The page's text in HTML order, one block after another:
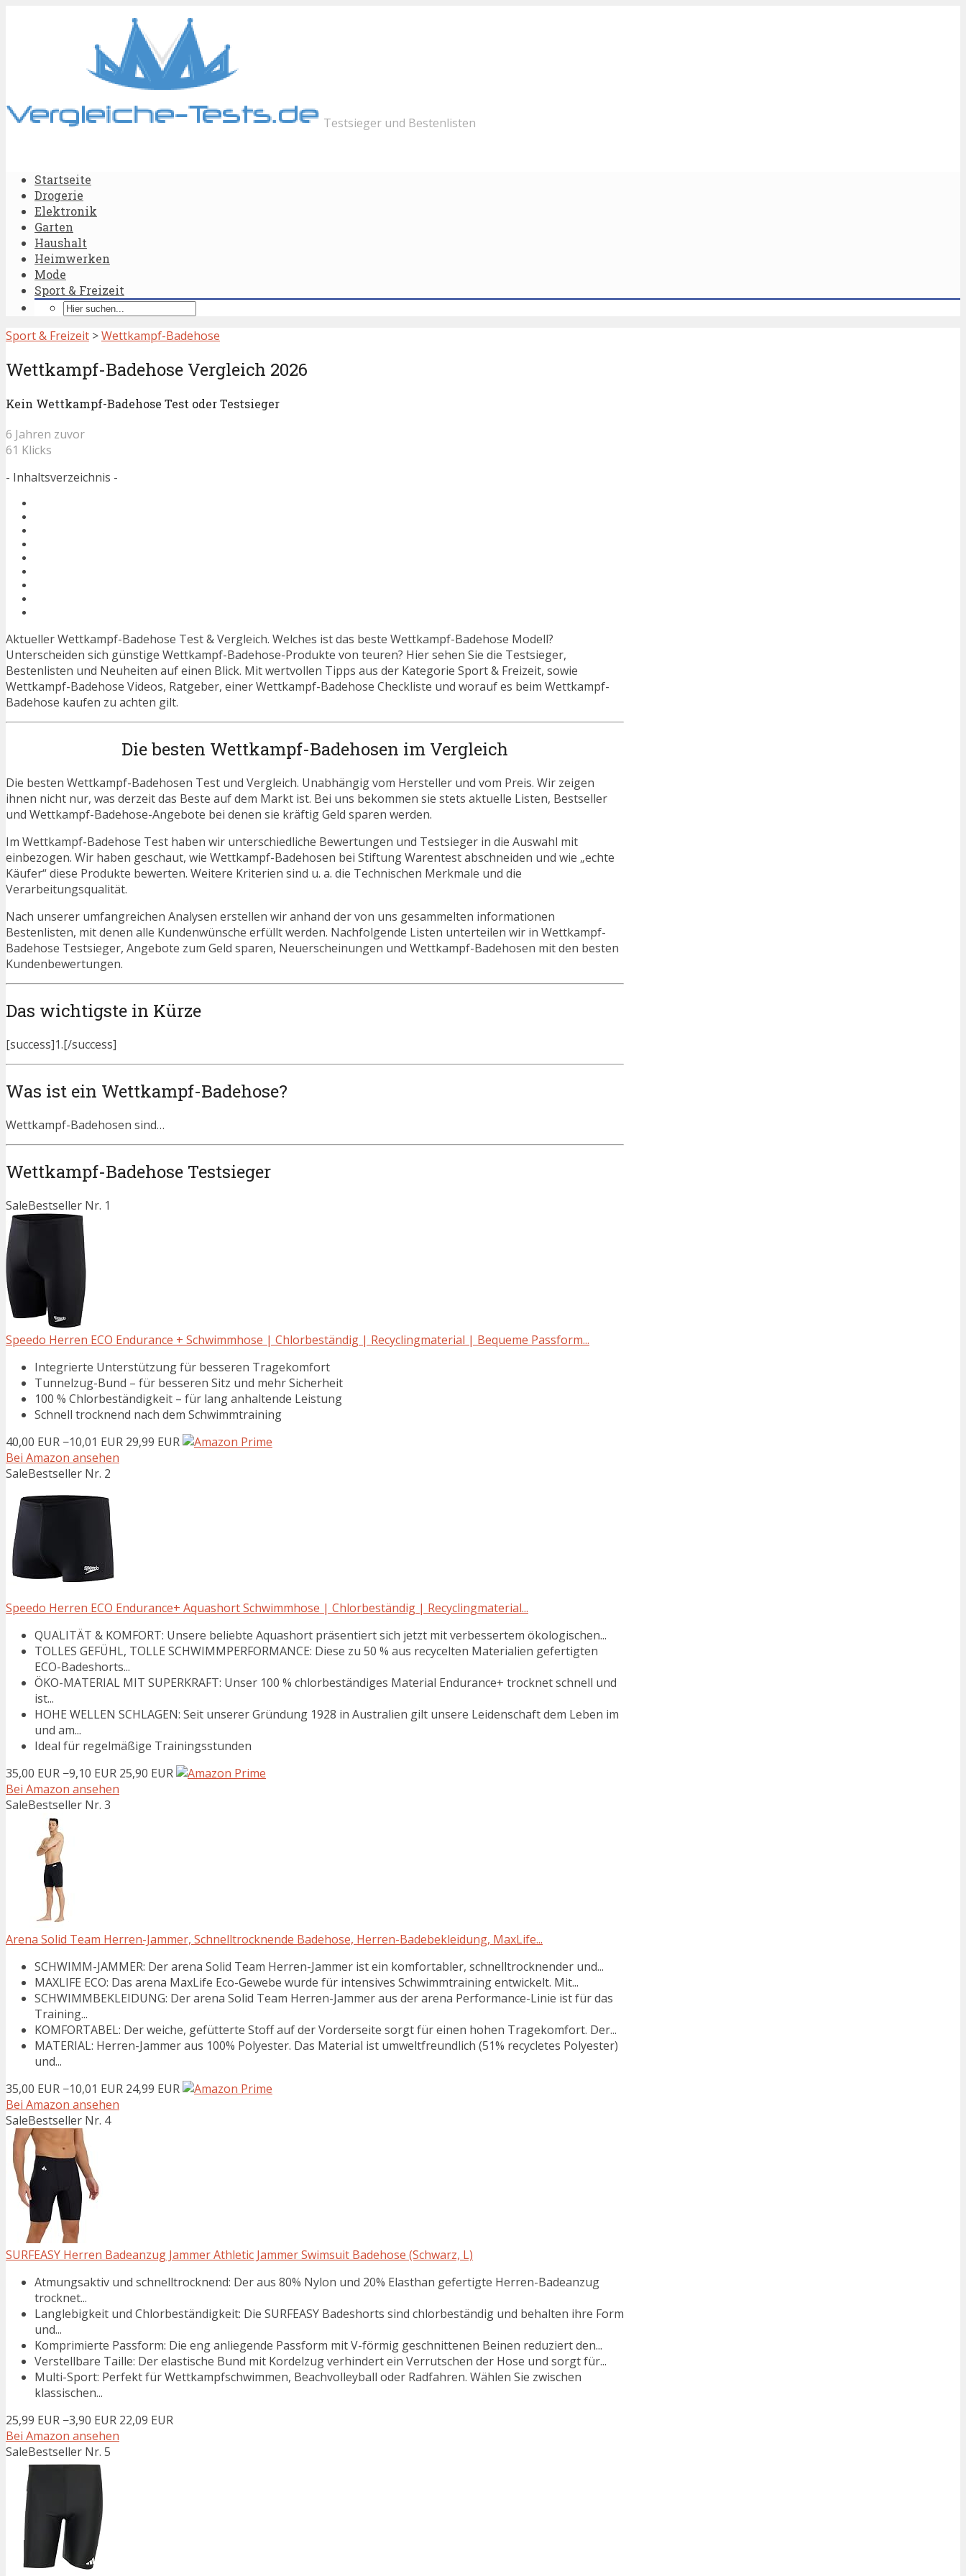
Testsieger und Bestenlisten
Startseite
Drogerie
Elektronik
Garten
Haushalt
Heimwerken
Mode
Sport & Freizeit
Sport & Freizeit >Wettkampf-Badehose
Wettkampf-Badehose Vergleich 2026
Kein Wettkampf-Badehose Test oder Testsieger
6 Jahren zuvor
61 Klicks
- Inhaltsverzeichnis -
Aktueller Wettkampf-Badehose Test & Vergleich. Welches ist das beste Wettkampf-Badehose Modell?
Unterscheiden sich günstige Wettkampf-Badehose-Produkte von teuren? Hier sehen Sie die Testsieger,
Bestenlisten und Neuheiten auf einen Blick. Mit wertvollen Tipps aus der Kategorie Sport & Freizeit, sowie
Wettkampf-Badehose Videos, Ratgeber, einer Wettkampf-Badehose Checkliste und worauf es beim Wettkampf-
Badehose kaufen zu achten gilt.
Die besten Wettkampf-Badehosen im Vergleich
Die besten Wettkampf-Badehosen Test und Vergleich. Unabhängig vom Hersteller und vom Preis. Wir zeigen
ihnen nicht nur, was derzeit das Beste auf dem Markt ist. Bei uns bekommen sie stets aktuelle Listen, Bestseller
und Wettkampf-Badehose-Angebote bei denen sie kräftig Geld sparen werden.
Im Wettkampf-Badehose Test haben wir unterschiedliche Bewertungen und Testsieger in die Auswahl mit
einbezogen. Wir haben geschaut, wie Wettkampf-Badehosen bei Stiftung Warentest abschneiden und wie „echte
Käufer“ diese Produkte bewerten. Weitere Kriterien sind u. a. die Technischen Merkmale und die
Verarbeitungsqualität.
Nach unserer umfangreichen Analysen erstellen wir anhand der von uns gesammelten informationen
Bestenlisten, mit denen alle Kundenwünsche erfüllt werden. Nachfolgende Listen unterteilen wir in Wettkampf-
Badehose Testsieger, Angebote zum Geld sparen, Neuerscheinungen und Wettkampf-Badehosen mit den besten
Kundenbewertungen.
Das wichtigste in Kürze
[success]1.[/success]
Was ist ein Wettkampf-Badehose?
Wettkampf-Badehosen sind…
Wettkampf-Badehose Testsieger
SaleBestseller Nr. 1
Speedo Herren ECO Endurance + Schwimmhose | Chlorbeständig | Recyclingmaterial | Bequeme Passform...
Integrierte Unterstützung für besseren Tragekomfort
Tunnelzug-Bund – für besseren Sitz und mehr Sicherheit
100 % Chlorbeständigkeit – für lang anhaltende Leistung
Schnell trocknend nach dem Schwimmtraining
40,00 EUR −10,01 EUR 29,99 EUR
Bei Amazon ansehen
SaleBestseller Nr. 2
Speedo Herren ECO Endurance+ Aquashort Schwimmhose | Chlorbeständig | Recyclingmaterial...
QUALITÄT & KOMFORT: Unsere beliebte Aquashort präsentiert sich jetzt mit verbessertem ökologischen...
TOLLES GEFÜHL, TOLLE SCHWIMMPERFORMANCE: Diese zu 50 % aus recycelten Materialien gefertigten
ECO-Badeshorts...
ÖKO-MATERIAL MIT SUPERKRAFT: Unser 100 % chlorbeständiges Material Endurance+ trocknet schnell und
ist...
HOHE WELLEN SCHLAGEN: Seit unserer Gründung 1928 in Australien gilt unsere Leidenschaft dem Leben im
und am...
Ideal für regelmäßige Trainingsstunden
35,00 EUR −9,10 EUR 25,90 EUR
Bei Amazon ansehen
SaleBestseller Nr. 3
Arena Solid Team Herren-Jammer, Schnelltrocknende Badehose, Herren-Badebekleidung, MaxLife...
SCHWIMM-JAMMER: Der arena Solid Team Herren-Jammer ist ein komfortabler, schnelltrocknender und...
MAXLIFE ECO: Das arena MaxLife Eco-Gewebe wurde für intensives Schwimmtraining entwickelt. Mit...
SCHWIMMBEKLEIDUNG: Der arena Solid Team Herren-Jammer aus der arena Performance-Linie ist für das
Training...
KOMFORTABEL: Der weiche, gefütterte Stoff auf der Vorderseite sorgt für einen hohen Tragekomfort. Der...
MATERIAL: Herren-Jammer aus 100% Polyester. Das Material ist umweltfreundlich (51% recycletes Polyester)
und...
35,00 EUR −10,01 EUR 24,99 EUR
Bei Amazon ansehen
SaleBestseller Nr. 4
SURFEASY Herren Badeanzug Jammer Athletic Jammer Swimsuit Badehose (Schwarz, L)
Atmungsaktiv und schnelltrocknend: Der aus 80% Nylon und 20% Elasthan gefertigte Herren-Badeanzug
trocknet...
Langlebigkeit und Chlorbeständigkeit: Die SURFEASY Badeshorts sind chlorbeständig und behalten ihre Form
und...
Komprimierte Passform: Die eng anliegende Passform mit V-förmig geschnittenen Beinen reduziert den...
Verstellbare Taille: Der elastische Bund mit Kordelzug verhindert ein Verrutschen der Hose und sorgt für...
Multi-Sport: Perfekt für Wettkampfschwimmen, Beachvolleyball oder Radfahren. Wählen Sie zwischen
klassischen...
25,99 EUR −3,90 EUR 22,09 EUR
Bei Amazon ansehen
SaleBestseller Nr. 5